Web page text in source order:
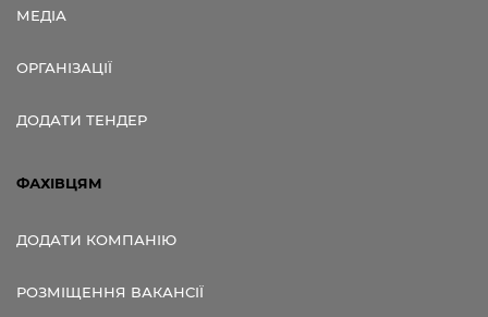
МЕДІА
ОРГАНІЗАЦІЇ
ДОДАТИ ТЕНДЕР
ФАХІВЦЯМ
ДОДАТИ КОМПАНІЮ
РОЗМІЩЕННЯ ВАКАНСІЇ